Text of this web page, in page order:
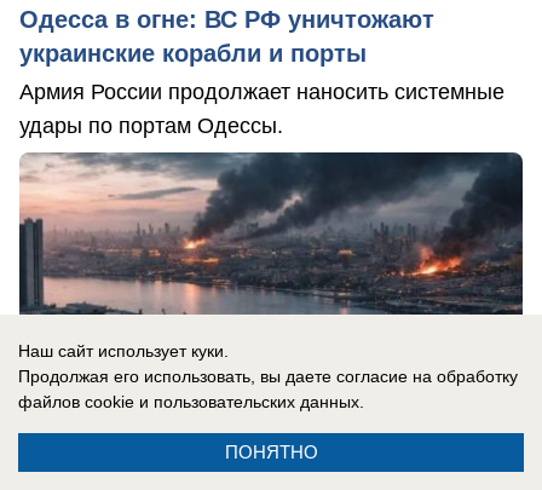
Одесса в огне: ВС РФ уничтожают
украинские корабли и порты
Армия России продолжает наносить системные
удары по портам Одессы.
Наш сайт использует куки.
Продолжая его использовать, вы даете согласие на обработку
файлов cookie и пользовательских данных.
ПОНЯТНО